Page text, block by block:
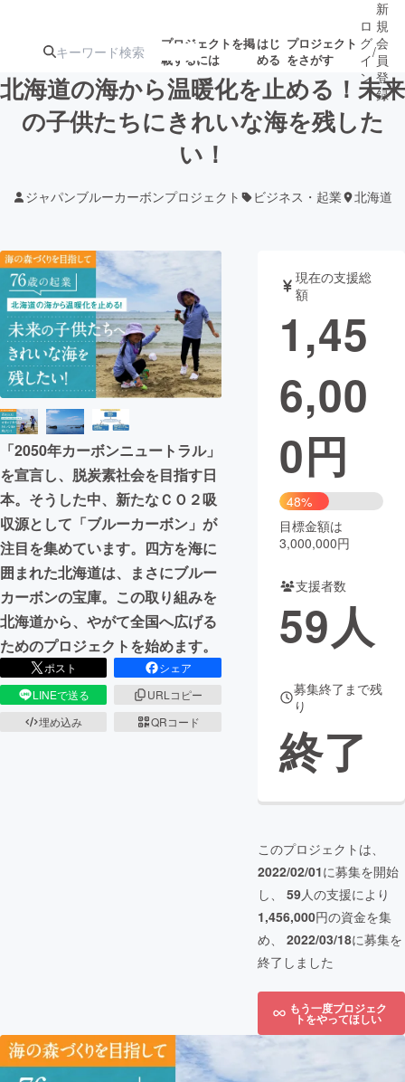
プロジェクトを掲
載するには
はじ
める
プロジェクト
をさがす
注目の新着プロ
テクノロジー・ガジェット
映像・映画 書籍・雑誌
ビジネス・起業 チャレンジ
まちづくり・地域活性化
CAMPFIRE for Social Good
CAMPFIRE Creation
CAMPFIREふるさと納税machi-ya コミュニティ
ロ
グ
イ
ン
/
新
規
会
員
登
録
北海道の海から温暖化を止める！未来
の子供たちにきれいな海を残した
い！
ジャパンブルーカーボンプロジェクト ビジネス・起業 北海道
「2050年カーボンニュートラル」
を宣言し、脱炭素社会を目指す日
本。そうした中、新たなＣＯ２吸
収源として「ブルーカーボン」が
注目を集めています。四方を海に
囲まれた北海道は、まさにブルー
カーボンの宝庫。この取り組みを
北海道から、やがて全国へ広げる
ためのプロジェクトを始めます。
ポスト
シェア
LINEで送る
URLコピー
埋め込み
QRコード
現在の支援総
額
1,45
6,00
0円
48%
目標金額は
3,000,000円
支援者数
59人
募集終了まで残
り
終了
このプロジェクトは、
2022/02/01に募集を開始
し、 59人の支援により
1,456,000円の資金を集
め、 2022/03/18に募集を
終了しました
もう一度プロジェク
トをやってほしい